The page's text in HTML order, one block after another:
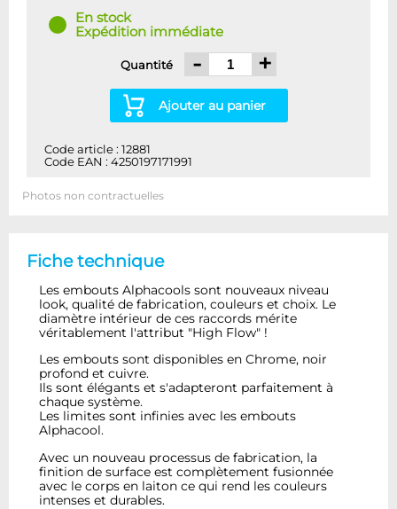
En stock
Expédition immédiate
Quantité - +
Ajouter au panier
Code article : 12881
Code EAN : 4250197171991
Photos non contractuelles
Fiche technique
Les embouts Alphacools sont nouveaux niveau
look, qualité de fabrication, couleurs et choix. Le
diamètre intérieur de ces raccords mérite
véritablement l'attribut "High Flow" !
Les embouts sont disponibles en Chrome, noir
profond et cuivre.
Ils sont élégants et s'adapteront parfaitement à
chaque système.
Les limites sont infinies avec les embouts
Alphacool.
Avec un nouveau processus de fabrication, la
finition de surface est complètement fusionnée
avec le corps en laiton ce qui rend les couleurs
intenses et durables.